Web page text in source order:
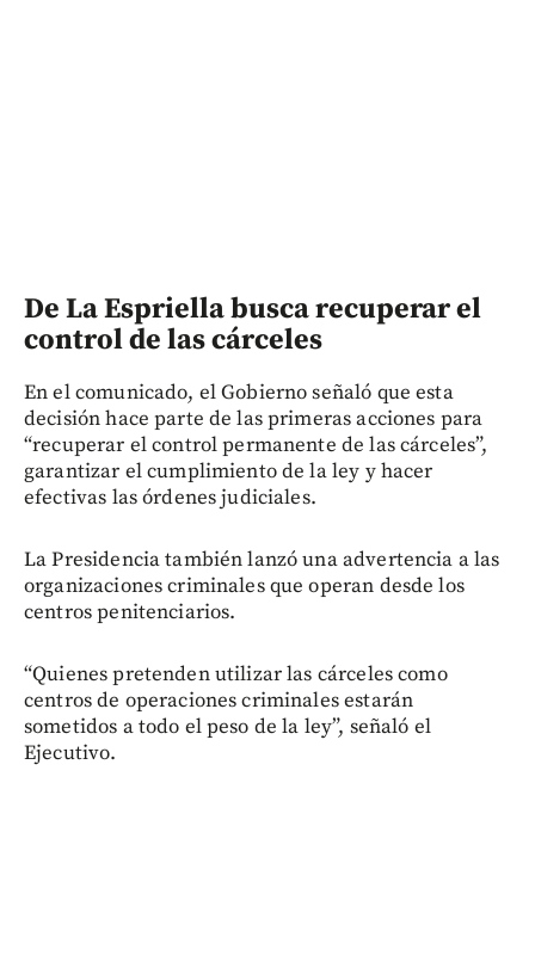
De La Espriella busca recuperar el
control de las cárceles
En el comunicado, el Gobierno señaló que esta
decisión hace parte de las primeras acciones para
“recuperar el control permanente de las cárceles”,
garantizar el cumplimiento de la ley y hacer
efectivas las órdenes judiciales.
La Presidencia también lanzó una advertencia a las
organizaciones criminales que operan desde los
centros penitenciarios.
“Quienes pretenden utilizar las cárceles como
centros de operaciones criminales estarán
sometidos a todo el peso de la ley”, señaló el
Ejecutivo.